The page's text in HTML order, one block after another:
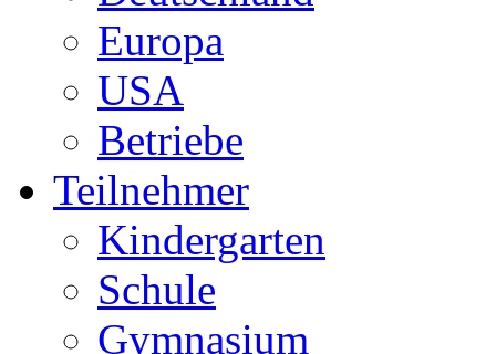
Europa
USA
Betriebe
Teilnehmer
Kindergarten
Schule
Gymnasium